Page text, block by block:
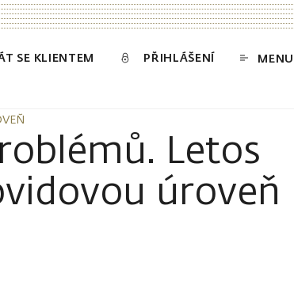
SE KLIENTEM PŘIHLÁŠENÍ MENU
Letos
úroveň